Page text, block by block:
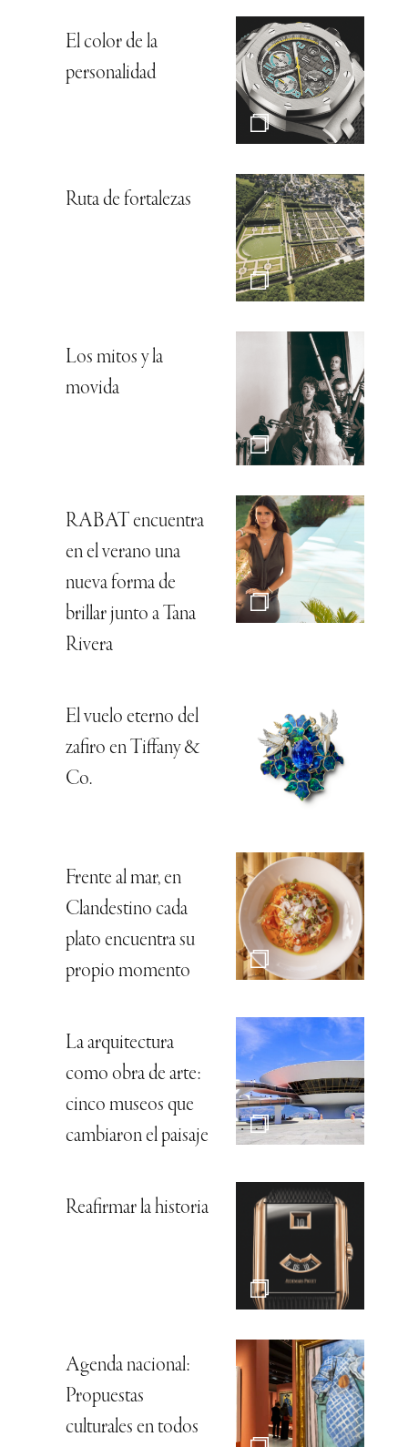
El color de la
personalidad
Ruta de fortalezas
Los mitos y la
movida
RABAT encuentra
en el verano una
nueva forma de
brillar junto a Tana
Rivera
El vuelo eterno del
zafiro en Tiffany &
Co.
Frente al mar, en
Clandestino cada
plato encuentra su
propio momento
La arquitectura
como obra de arte:
cinco museos que
cambiaron el paisaje
Reafirmar la historia
Agenda nacional:
Propuestas
culturales en todos